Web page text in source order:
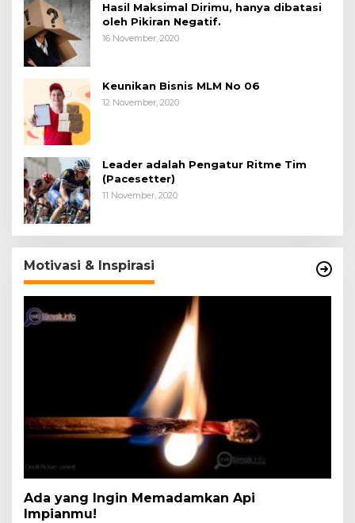
Hasil Maksimal Dirimu, hanya dibatasi
oleh Pikiran Negatif.
16 November, 2020
Keunikan Bisnis MLM No 06
12 November, 2020
Leader adalah Pengatur Ritme Tim
(Pacesetter)
11 November, 2020
Motivasi & Inspirasi
Ada yang Ingin Memadamkan Api
Impianmu!